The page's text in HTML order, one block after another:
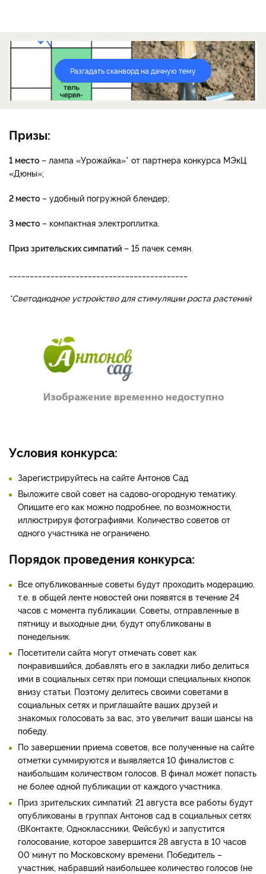
Разгадать сканворд на дачную тему
Призы:
1 место – лампа «Урожайка»* от партнера конкурса МЭкЦ
«Дюны»;
2 место – удобный погружной блендер;
3 место – компактная электроплитка.
Приз зрительских симпатий – 15 пачек семян.
*Светодиодное устройство для стимуляции роста растений
Условия конкурса:
Зарегистрируйтесь на сайте Антонов Сад
Выложите свой совет на садово-огородную тематику.
Опишите его как можно подробнее, по возможности,
иллюстрируя фотографиями. Количество советов от
одного участника не ограничено.
Порядок проведения конкурса:
Все опубликованные советы будут проходить модерацию,
т.е. в общей ленте новостей они появятся в течение 24
часов с момента публикации. Советы, отправленные в
пятницу и выходные дни, будут опубликованы в
понедельник.
Посетители сайта могут отмечать совет как
понравившийся, добавлять его в закладки либо делиться
ими в социальных сетях при помощи специальных кнопок
внизу статьи. Поэтому делитесь своими советами в
социальных сетях и приглашайте ваших друзей и
знакомых голосовать за вас, это увеличит ваши шансы на
победу.
По завершении приема советов, все полученные на сайте
отметки суммируются и выявляется 10 финалистов с
наибольшим количеством голосов. В финал может попасть
не более одной публикации от каждого участника.
Приз зрительских симпатий: 21 августа все работы будут
опубликованы в группах Антонов сад в социальных сетях
(ВКонтакте, Одноклассники, Фейсбук) и запустится
голосование, которое завершится 28 августа в 10 часов
00 минут по Московскому времени. Победитель –
участник, набравший наибольшее количество голосов (не